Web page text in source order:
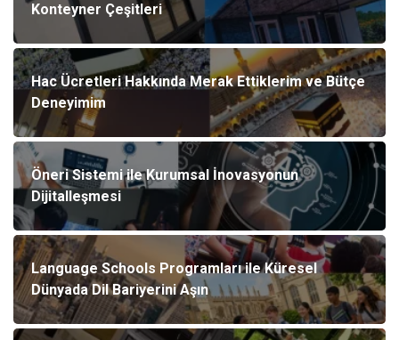
Konteyner Çeşitleri
Hac Ücretleri Hakkında Merak Ettiklerim ve Bütçe
Deneyimim
Öneri Sistemi ile Kurumsal İnovasyonun
Dijitalleşmesi
Language Schools Programları ile Küresel
Dünyada Dil Bariyerini Aşın